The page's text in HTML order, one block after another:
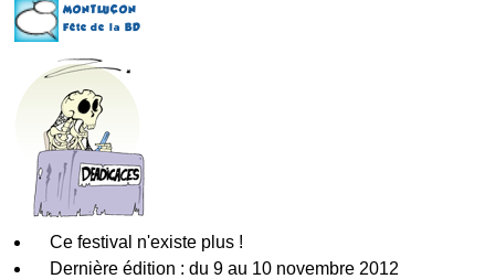
MONTLUÇON
Fête de la BD
Ce festival n'existe plus !
Dernière édition : du 9 au 10 novembre 2012